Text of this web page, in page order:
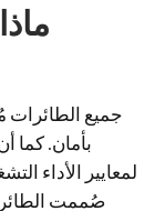
بأمان. كما
لمعايير الأداء